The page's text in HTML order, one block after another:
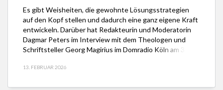
Es gibt Weisheiten, die gewohnte Lösungsstrategien
auf den Kopf stellen und dadurch eine ganz eigene Kraft
entwickeln. Darüber hat Redakteurin und Moderatorin
Dagmar Peters im Interview mit dem Theologen und
Schriftsteller Georg Magirius im Domradio Köln am 30.
gerade im Coppenrath Verlag veröffentlichten Buch
13. FEBRUAR 2026